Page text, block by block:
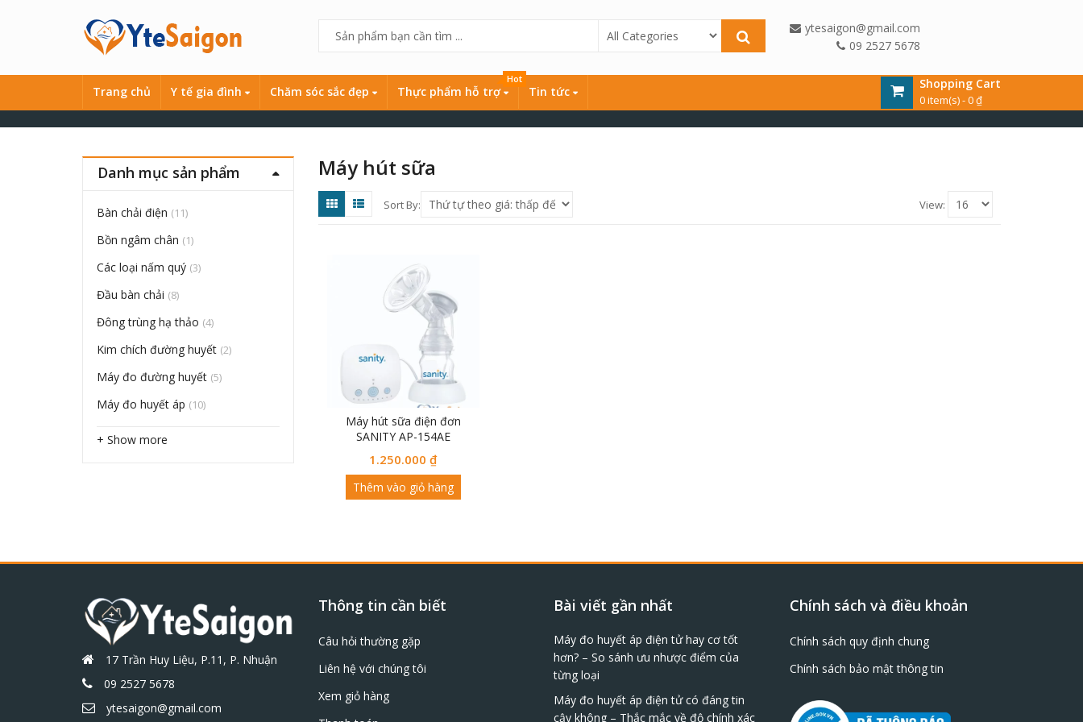
ytesaigon@gmail.com
09 2527 5678
Trang chủ Y tế gia đình Chăm sóc sắc đẹp Thực phẩm hỗ trợ
Hot
Tin tức
Shopping Cart
0 item(s) -0₫
Máy hút sữa
Sort By: View:
Máy hút sữa điện đơn
SANITY AP-154AE
1.250.000₫
Thêm vào giỏ hàng
Danh mục sản phẩm
Bàn chải điện (11)
Bồn ngâm chân (1)
Các loại nấm quý (3)
Đầu bàn chải (8)
Đông trùng hạ thảo (4)
Kim chích đường huyết (2)
Máy đo đường huyết (5)
Máy đo huyết áp (10)
+ Show more
17 Trần Huy Liệu, P.11, P. Nhuận
09 2527 5678
ytesaigon@gmail.com
Thông tin cần biết
Câu hỏi thường gặp
Liên hệ với chúng tôi
Xem giỏ hàng
Bài viết gần nhất
Máy đo huyết áp điện tử hay cơ tốt
hơn? – So sánh ưu nhược điểm của
từng loại
Máy đo huyết áp điện tử có đáng tin
cậy không – Thắc mắc về độ chính xác
Chính sách và điều khoản
Chính sách quy định chung
Chính sách bảo mật thông tin